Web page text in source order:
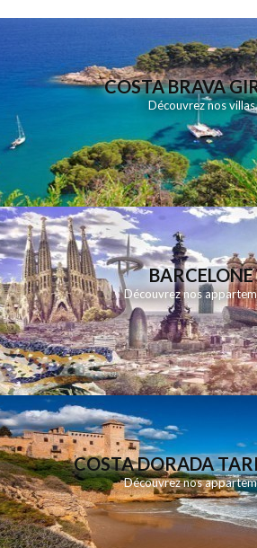
COSTA BRAVA
Découvrez nos villas
BARCELONE
Découvrez nos
COSTA DORADA
Découvrez nos